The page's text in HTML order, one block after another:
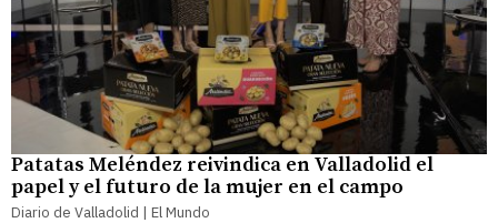
Patatas Meléndez reivindica en Valladolid el
papel y el futuro de la mujer en el campo
Diario de Valladolid | El Mundo